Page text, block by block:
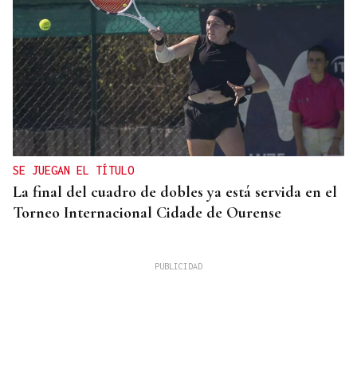
SE JUEGAN EL TÍTULO
La final del cuadro de dobles ya está servida en el
Torneo Internacional Cidade de Ourense